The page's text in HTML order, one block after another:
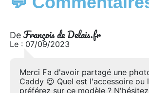
De François de Delais.fr
Le : 07/09/2023
Merci Fa d'avoir partagé une
Caddy 😍 Quel est l'accessoire
préférez sur ce modèle ?